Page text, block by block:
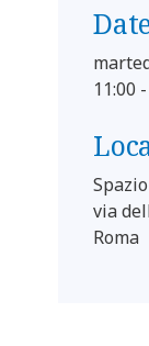
11:00
via
Roma